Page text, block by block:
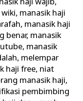
haji wajib,
wiki, manasik haji
, manasik haji
benar, manasik
, manasik
, melempar
haji free, niat
manasik haji,
pembimbing